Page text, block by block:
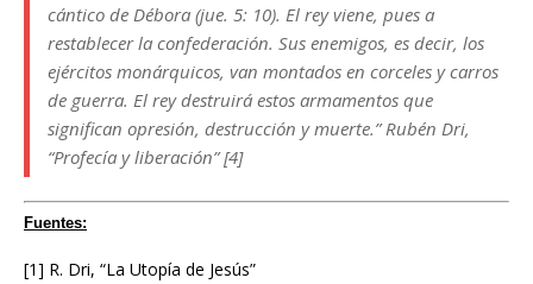
cántico de Débora (jue. 5: 10). El rey viene, pues a
restablecer la confederación. Sus enemigos, es decir, los
ejércitos monárquicos, van montados en corceles y carros
de guerra. El rey destruirá estos armamentos que
significan opresión, destrucción y muerte.” Rubén Dri,
“Profecía y liberación” [4]
Fuentes:
[1] R. Dri, “La Utopía de Jesús”